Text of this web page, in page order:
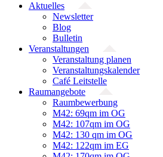
Aktuelles
Newsletter
Blog
Bulletin
Veranstaltungen
Veranstaltung planen
Veranstaltungskalender
Café Leitstelle
Raumangebote
Raumbewerbung
M42: 69qm im OG
M42: 107qm im OG
M42: 130 qm im OG
M42: 122qm im EG